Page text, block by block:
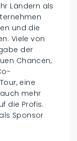
Ländern als
und die
Viele von
der
Chancen,
eine
mehr
die Profis.
Sponsor